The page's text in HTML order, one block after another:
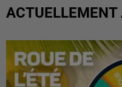
ACTUELLEMENT